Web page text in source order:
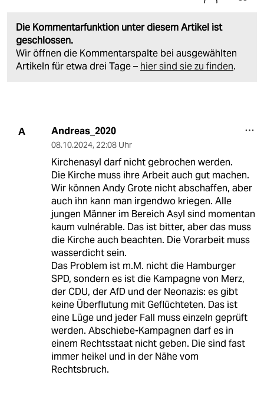
Die Kommentarfunktion unter diesem Artikel ist
geschlossen.
Wir öffnen die Kommentarspalte bei ausgewählten
Artikeln für etwa drei Tage – hier sind sie zu finden.
A Andreas_2020
08.10.2024, 22:08 Uhr
Kirchenasyl darf nicht gebrochen werden.
Die Kirche muss ihre Arbeit auch gut machen.
Wir können Andy Grote nicht abschaffen, aber
auch ihn kann man irgendwo kriegen. Alle
jungen Männer im Bereich Asyl sind momentan
kaum vulnérable. Das ist bitter, aber das muss
die Kirche auch beachten. Die Vorarbeit muss
wasserdicht sein.
Das Problem ist m.M. nicht die Hamburger
SPD, sondern es ist die Kampagne von Merz,
der CDU, der AfD und der Neonazis: es gibt
keine Überflutung mit Geflüchteten. Das ist
eine Lüge und jeder Fall muss einzeln geprüft
werden. Abschiebe-Kampagnen darf es in
einem Rechtsstaat nicht geben. Die sind fast
immer heikel und in der Nähe vom
Rechtsbruch.